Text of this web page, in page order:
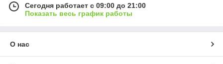
Сегодня работает с 09:00 до 21:00
Показать весь график работы
О нас